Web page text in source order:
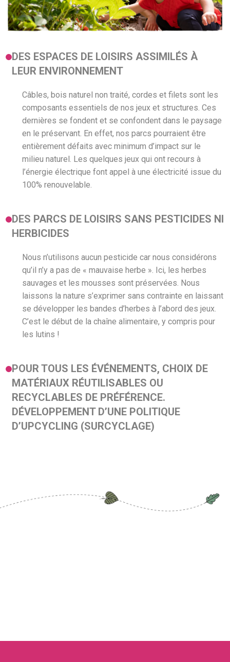
DES ESPACES DE LOISIRS ASSIMILÉS À
LEUR ENVIRONNEMENT
Câbles, bois naturel non traité, cordes et filets sont les
composants essentiels de nos jeux et structures. Ces
dernières se fondent et se confondent dans le paysage
en le préservant. En effet, nos parcs pourraient être
entièrement défaits avec minimum d’impact sur le
milieu naturel. Les quelques jeux qui ont recours à
l’énergie électrique font appel à une électricité issue du
100% renouvelable.
DES PARCS DE LOISIRS SANS PESTICIDES NI
HERBICIDES
Nous n’utilisons aucun pesticide car nous considérons
qu’il n’y a pas de « mauvaise herbe ». Ici, les herbes
sauvages et les mousses sont préservées. Nous
laissons la nature s’exprimer sans contrainte en laissant
se développer les bandes d’herbes à l’abord des jeux.
C’est le début de la chaîne alimentaire, y compris pour
les lutins !
POUR TOUS LES ÉVÉNEMENTS, CHOIX DE
MATÉRIAUX RÉUTILISABLES OU
RECYCLABLES DE PRÉFÉRENCE.
DÉVELOPPEMENT D’UNE POLITIQUE
D’UPCYCLING (SURCYCLAGE)